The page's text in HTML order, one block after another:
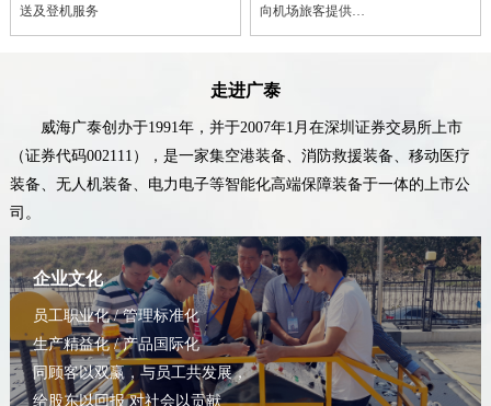
送及登机服务
向机场旅客提供…
走进广泰
威海广泰创办于1991年，并于2007年1月在深圳证券交易所上市
（证券代码002111），是一家集空港装备、消防救援装备、移动医疗
装备、无人机装备、电力电子等智能化高端保障装备于一体的上市公
司。
企业文化
员工职业化 / 管理标准化
生产精益化 / 产品国际化
同顾客以双赢，与员工共发展，
给股东以回报 对社会以贡献